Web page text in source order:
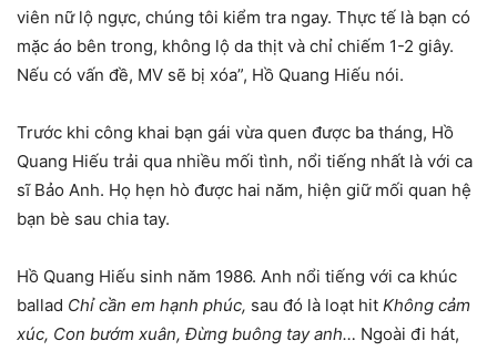
viên nữ lộ ngực, chúng tôi kiểm tra ngay. Thực tế là bạn có
mặc áo bên trong, không lộ da thịt và chỉ chiếm 1-2 giây.
Nếu có vấn đề, MV sẽ bị xóa”, Hồ Quang Hiếu nói.
Trước khi công khai bạn gái vừa quen được ba tháng, Hồ
Quang Hiếu trải qua nhiều mối tình, nổi tiếng nhất là với ca
sĩ Bảo Anh. Họ hẹn hò được hai năm, hiện giữ mối quan hệ
bạn bè sau chia tay.
Hồ Quang Hiếu sinh năm 1986. Anh nổi tiếng với ca khúc
ballad Chỉ cần em hạnh phúc, sau đó là loạt hit Không cảm
xúc, Con bướm xuân, Đừng buông tay anh… Ngoài đi hát,